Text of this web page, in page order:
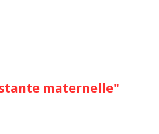
maternelle"